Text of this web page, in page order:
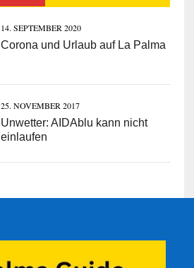
14. SEPTEMBER 2020
Corona und Urlaub auf La Palma
25. NOVEMBER 2017
Unwetter: AIDAblu kann nicht
einlaufen